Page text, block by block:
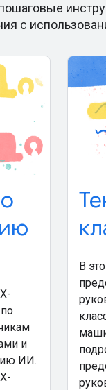
с
и
ИИ.
В